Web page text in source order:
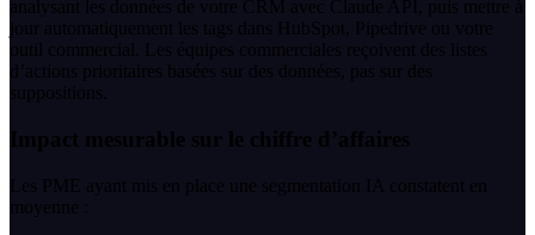
analysant les données de votre CRM avec Claude API, puis mettre à
jour automatiquement les tags dans HubSpot, Pipedrive ou votre
outil commercial. Les équipes commerciales reçoivent des listes
d’actions prioritaires basées sur des données, pas sur des
suppositions.
Impact mesurable sur le chiffre d’affaires
Les PME ayant mis en place une segmentation IA constatent en
moyenne :